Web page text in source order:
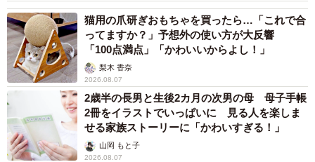
この2匹は親子で保護された
20代のボランティアスタッフたちが進める「20代
プロジェクト」
ボランティアスタッフには老若男女さまざまな人たちがい
るが、20代のスタッフを中心に取り組まれているのが「20
猫用の爪研ぎおもちゃを買ったら…「これで合
ってますか？」予想外の使い方が大反響
「100点満点」「かわいいからよし！」
梨木 香奈
2026.08.07
2歳半の長男と生後2カ月の次男の母 母子手帳
2冊をイラストでいっぱいに 見る人を楽しま
せる家族ストーリーに「かわいすぎる！」
山岡 もと子
2026.08.07